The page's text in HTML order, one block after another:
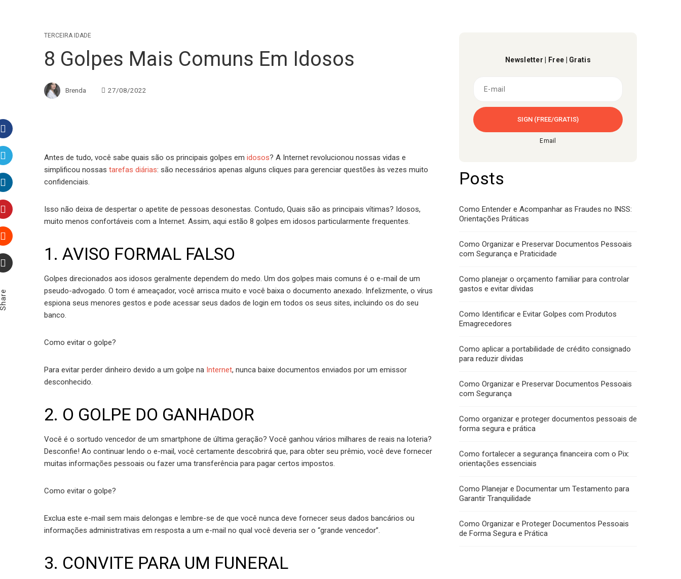
TERCEIRA IDADE
8 Golpes Mais Comuns Em Idosos
Brenda 27/08/2022
Facebook
Twitter
LinkedIn
Pinterest
Stumbleupon
Antes de tudo, você sabe quais são os principais golpes em idosos? A Internet revolucionou nossas vidas e
simplificou nossas tarefas diárias: são necessários apenas alguns cliques para gerenciar questões às vezes muito
confidenciais.
Isso não deixa de despertar o apetite de pessoas desonestas. Contudo, Quais são as principais vítimas? Idosos,
muito menos confortáveis com a Internet. Assim, aqui estão 8 golpes em idosos particularmente frequentes.
1. AVISO FORMAL FALSO
Golpes direcionados aos idosos geralmente dependem do medo. Um dos golpes mais comuns é o e-mail de um
pseudo-advogado. O tom é ameaçador, você arrisca muito e você baixa o documento anexado. Infelizmente, o vírus
espiona seus menores gestos e pode acessar seus dados de login em todos os seus sites, incluindo os do seu
banco.
Como evitar o golpe?
Para evitar perder dinheiro devido a um golpe na Internet, nunca baixe documentos enviados por um emissor
desconhecido.
2. O GOLPE DO GANHADOR
Você é o sortudo vencedor de um smartphone de última geração? Você ganhou vários milhares de reais na loteria?
Desconfie! Ao continuar lendo o e-mail, você certamente descobrirá que, para obter seu prêmio, você deve fornecer
muitas informações pessoais ou fazer uma transferência para pagar certos impostos.
Como evitar o golpe?
Exclua este e-mail sem mais delongas e lembre-se de que você nunca deve fornecer seus dados bancários ou
informações administrativas em resposta a um e-mail no qual você deveria ser o “grande vencedor”.
3. CONVITE PARA UM FUNERAL
Newsletter | Free | Gratis
Email
Posts
Como Entender e Acompanhar as Fraudes no INSS:
Orientações Práticas
Como Organizar e Preservar Documentos Pessoais
com Segurança e Praticidade
Como planejar o orçamento familiar para controlar
gastos e evitar dívidas
Como Identificar e Evitar Golpes com Produtos
Emagrecedores
Como aplicar a portabilidade de crédito consignado
para reduzir dívidas
Como Organizar e Preservar Documentos Pessoais
com Segurança
Como organizar e proteger documentos pessoais de
forma segura e prática
Como fortalecer a segurança financeira com o Pix:
orientações essenciais
Como Planejar e Documentar um Testamento para
Garantir Tranquilidade
Como Organizar e Proteger Documentos Pessoais
de Forma Segura e Prática